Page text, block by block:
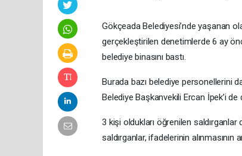
Gökçeada Belediyesi’nde yaşanan
gerçekleştirilen denetimlerde 6 ay
belediye binasını bastı.
Burada bazı belediye personellerini
Belediye Başkanvekili Ercan İpek’i de
3 kişi oldukları öğrenilen
saldırganlar, ifadelerinin alınmasının